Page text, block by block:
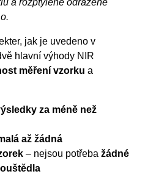
jak je uvedeno v
hlavní výhody NIR
měření vzorku a
za méně než
až žádná
– nejsou potřeba žádné